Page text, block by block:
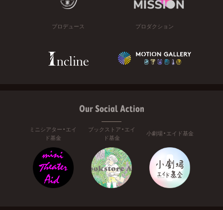
プロデュース プロダクション
Our Social Action
ミニシアター・エイ
ド基金
ブックストア・エイ
ド基金
小劇場・エイド基金